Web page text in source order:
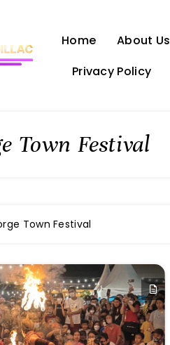
Home About Us
Privacy Policy
Town Festival
Town Festival